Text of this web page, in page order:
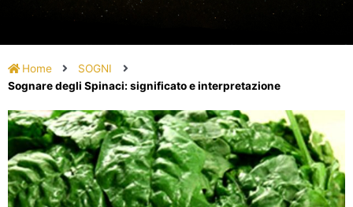
Home
SOGNI
Sognare degli Spinaci: significato e interpretazione